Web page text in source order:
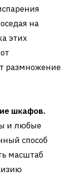
на
этих
размножение
шкафов.
и любые
способ
масштаб